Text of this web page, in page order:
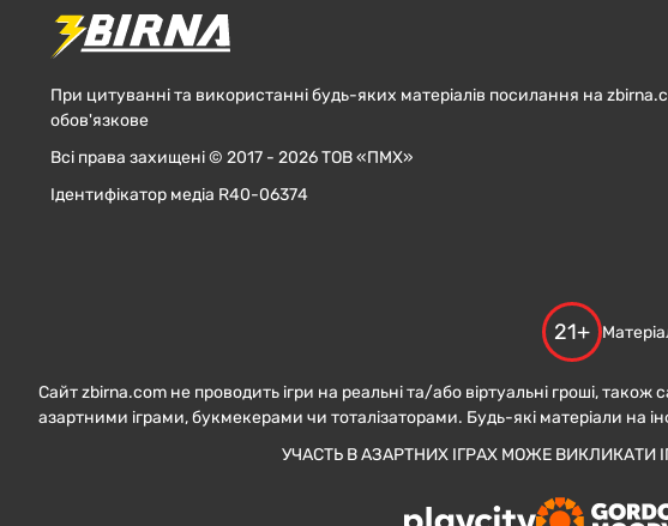
При цитуванні та використанні будь-яких матеріалів посилання на
обов'язкове
Всі права захищені © 2017 - 2026 ТОВ «ПМХ»
Ідентифікатор медіа R40-06374
21+
Сайт zbirna.com не проводить ігри на реальні та/або віртуальні гроші,
азартними іграми, букмекерами чи тоталізаторами. Будь-які матеріали на
УЧАСТЬ В АЗАРТНИХ ІГРАХ МОЖЕ ВИКЛИКАТИ